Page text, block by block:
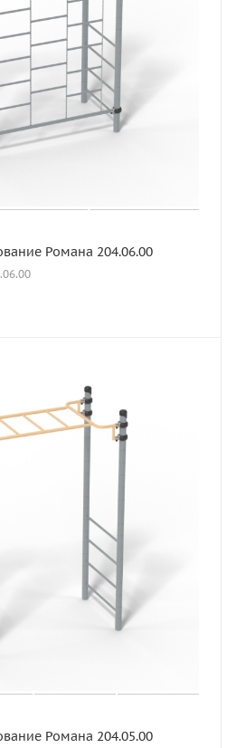
Романа 204.06.00
Романа 204.05.00